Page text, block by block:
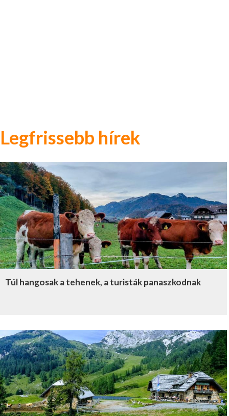
Legfrissebb hírek
Túl hangosak a tehenek, a turisták panaszkodnak